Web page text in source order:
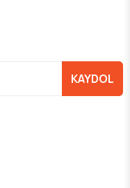
KAYDOL